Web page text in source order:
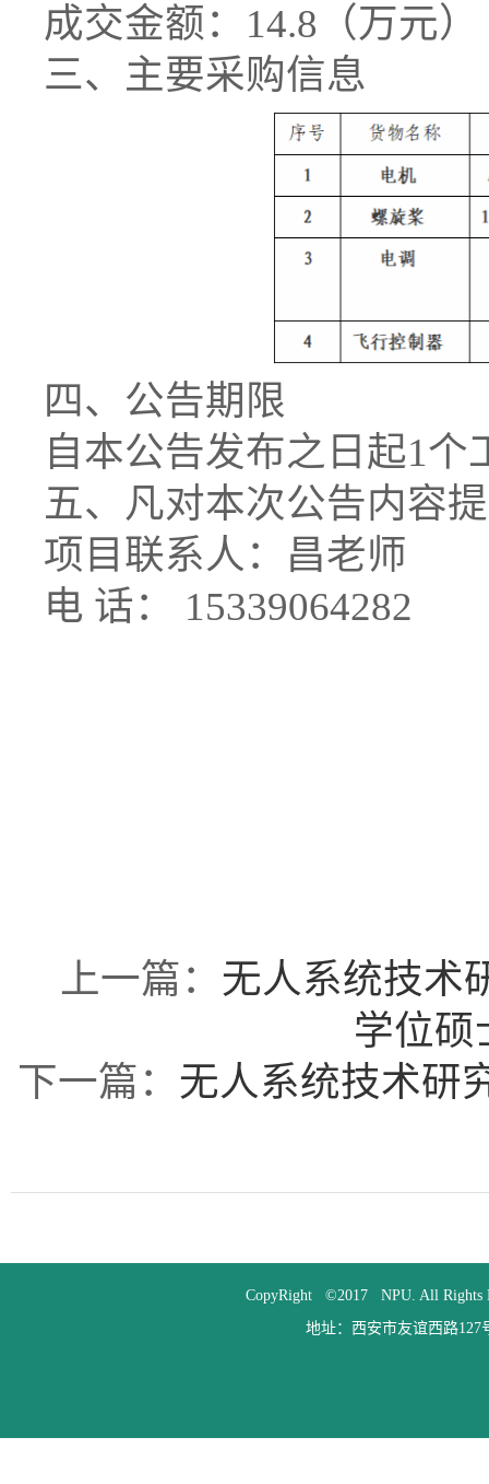
成交金额：14.8（万元）
三、主要采购信息
四、公告期限
自本公告发布之日起1个
五、凡对本次公告内容
项目联系人：昌老师
电 话： 15339064282
上一篇： 无人系统技术
学位硕
下一篇： 无人系统技术研
CopyRight ©2017 NPU. All Rights
地址：西安市友谊西路